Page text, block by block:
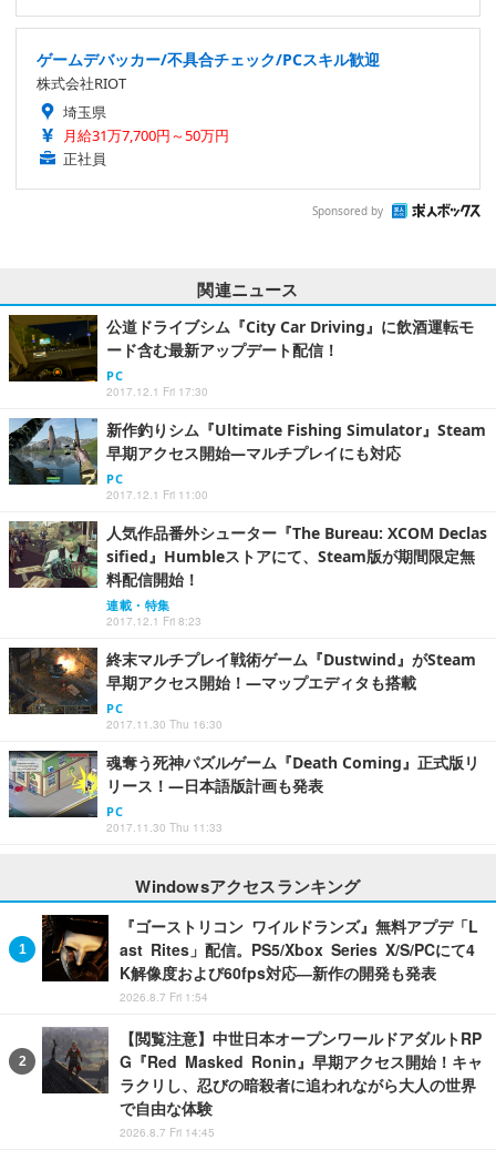
ゲームデバッカー/不具合チェック/PCスキル歓迎
株式会社RIOT
埼玉県
月給31万7,700円～50万円
正社員
Sponsored by
関連ニュース
公道ドライブシム『City Car Driving』に飲酒運転モ
ード含む最新アップデート配信！
PC
2017.12.1 Fri 17:30
新作釣りシム『Ultimate Fishing Simulator』Steam
早期アクセス開始―マルチプレイにも対応
PC
2017.12.1 Fri 11:00
人気作品番外シューター『The Bureau: XCOM Declas
sified』Humbleストアにて、Steam版が期間限定無
料配信開始！
連載・特集
2017.12.1 Fri 8:23
終末マルチプレイ戦術ゲーム『Dustwind』がSteam
早期アクセス開始！―マップエディタも搭載
PC
2017.11.30 Thu 16:30
魂奪う死神パズルゲーム『Death Coming』正式版リ
リース！―日本語版計画も発表
PC
2017.11.30 Thu 11:33
Windowsアクセスランキング
『ゴーストリコン ワイルドランズ』無料アプデ「L
ast Rites」配信。PS5/Xbox Series X/S/PCにて4
K解像度および60fps対応―新作の開発も発表
2026.8.7 Fri 1:54
【閲覧注意】中世日本オープンワールドアダルトRP
G『Red Masked Ronin』早期アクセス開始！キャ
ラクリし、忍びの暗殺者に追われながら大人の世界
で自由な体験
2026.8.7 Fri 14:45